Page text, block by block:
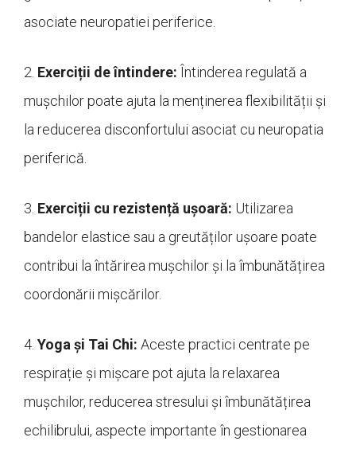
asociate neuropatiei periferice.
2. Exerciții de întindere: Întinderea regulată a
mușchilor poate ajuta la menținerea flexibilității și
la reducerea disconfortului asociat cu neuropatia
periferică.
3. Exerciții cu rezistență ușoară: Utilizarea
bandelor elastice sau a greutăților ușoare poate
contribui la întărirea mușchilor și la îmbunătățirea
coordonării mișcărilor.
4. Yoga și Tai Chi: Aceste practici centrate pe
respirație și mișcare pot ajuta la relaxarea
mușchilor, reducerea stresului și îmbunătățirea
echilibrului, aspecte importante în gestionarea